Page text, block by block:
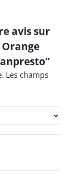
avis sur
Les champs